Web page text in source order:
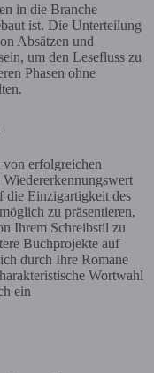
in die Branche
ist. Die Unterteilung
Absätzen und
um den Lesefluss zu
Phasen ohne
erfolgreichen
die Einzigartigkeit des
zu präsentieren,
Ihrem Schreibstil zu
Buchprojekte auf
durch Ihre Romane
Wortwahl
ein